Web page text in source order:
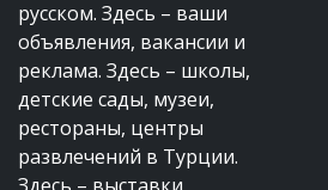
русском. Здесь – ваши
объявления, вакансии и
реклама. Здесь – школы,
детские сады, музеи,
рестораны, центры
развлечений в Турции.